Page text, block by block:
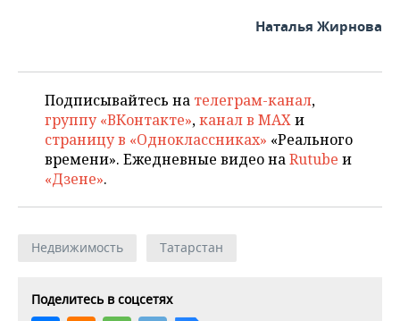
Наталья Жирнова
Подписывайтесь на телеграм-канал,
группу «ВКонтакте»,канал в MAXи
страницу в «Одноклассниках» «Реального
времени». Ежедневные видео наRutube и
«Дзене».
Недвижимость Татарстан
Поделитесь в соцсетях